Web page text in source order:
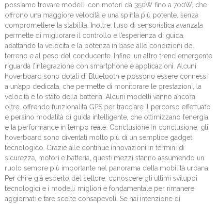
possiamo trovare modelli con motori da 350W fino a 700W, che
offrono una maggiore velocità e una spinta più potente, senza
compromettere la stabilità. Inoltre, l’uso di sensoristica avanzata
permette di migliorare il controllo e l’esperienza di guida,
adattando la velocità e la potenza in base alle condizioni del
terreno e al peso del conducente. Infine, un altro trend emergente
riguarda l’integrazione con smartphone e applicazioni. Alcuni
hoverboard sono dotati di Bluetooth e possono essere connessi
a un’app dedicata, che permette di monitorare le prestazioni, la
velocità e lo stato della batteria. Alcuni modelli vanno ancora
oltre, offrendo funzionalità GPS per tracciare il percorso effettuato
e persino modalità di guida intelligente, che ottimizzano l’energia
e la performance in tempo reale. Conclusione In conclusione, gli
hoverboard sono diventati molto più di un semplice gadget
tecnologico. Grazie alle continue innovazioni in termini di
sicurezza, motori e batteria, questi mezzi stanno assumendo un
ruolo sempre più importante nel panorama della mobilità urbana.
Per chi è già esperto del settore, conoscere gli ultimi sviluppi
tecnologici e i modelli migliori è fondamentale per rimanere
aggiornati e fare scelte consapevoli. Se hai intenzione di